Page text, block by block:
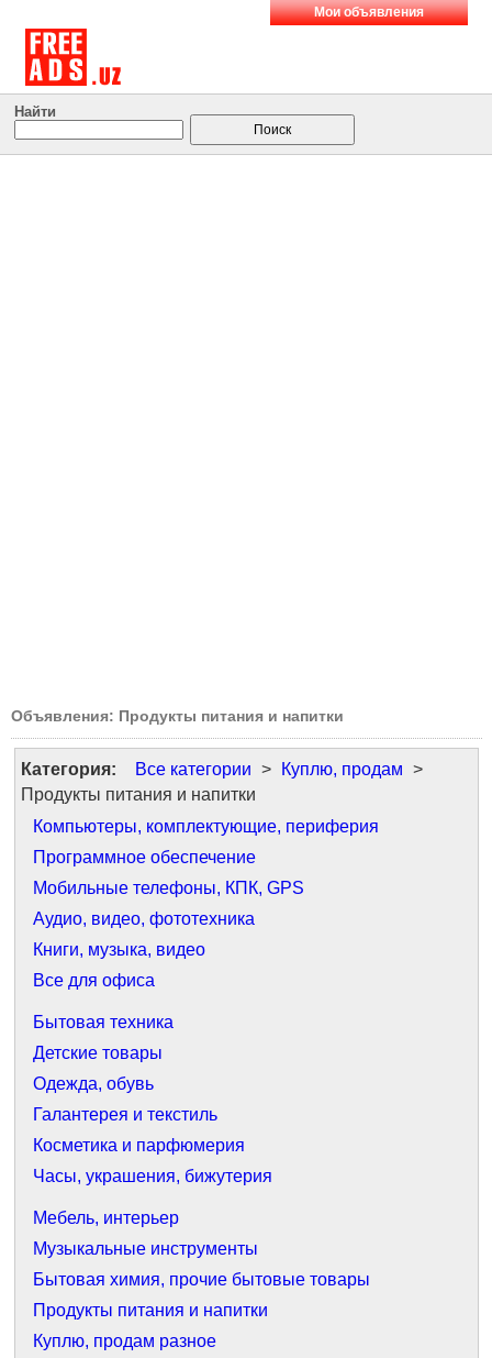
Мои объявления
Найти
Объявления: Продукты питания и напитки
Категория: Все категории > Куплю, продам >
Продукты питания и напитки
Компьютеры, комплектующие, периферия
Программное обеспечение
Мобильные телефоны, КПК, GPS
Аудио, видео, фототехника
Книги, музыка, видео
Все для офиса
Бытовая техника
Детские товары
Одежда, обувь
Галантерея и текстиль
Косметика и парфюмерия
Часы, украшения, бижутерия
Мебель, интерьер
Музыкальные инструменты
Бытовая химия, прочие бытовые товары
Продукты питания и напитки
Куплю, продам разное